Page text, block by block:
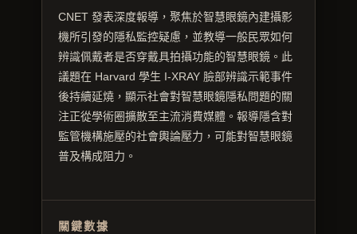
CNET 發表深度報導，聚焦於智慧眼鏡內建攝影
機所引發的隱私監控疑慮，並教導一般民眾如何
辨識佩戴者是否穿戴具拍攝功能的智慧眼鏡。此
議題在 Harvard 學生 I-XRAY 臉部辨識示範事件
後持續延燒，顯示社會對智慧眼鏡隱私問題的關
注正從學術圈擴散至主流消費媒體。報導隱含對
監管機構施壓的社會輿論壓力，可能對智慧眼鏡
普及構成阻力。
關鍵數據